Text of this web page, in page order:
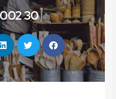
30 août 2002